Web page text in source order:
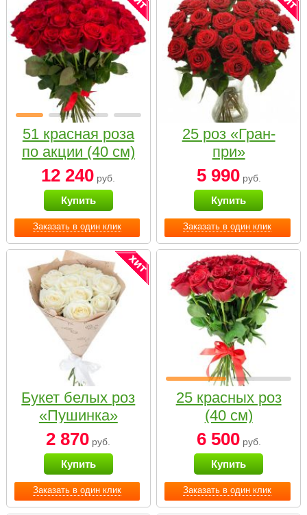
Заказать в один клик
51 красная роза
по акции (40 см)
12 240 руб.
Купить
Заказать в один клик
25 роз «Гран-
при»
5 990руб.
Купить
Заказать в один клик
Букет белых роз
«Пушинка»
2 870 руб.
Купить
Заказать в один клик
25 красных роз
(40 см)
6 500руб.
Купить